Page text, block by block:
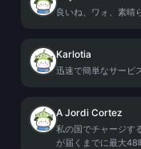
良いね、ワォ、素晴
Karlotia
迅速で簡単なサービス
A Jordi Cortez
私の国でチャージす
が届くまでに最大48